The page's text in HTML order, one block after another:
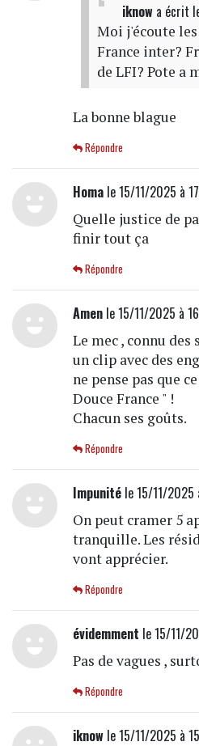
iknowa écrit
Moi j'écoute
France inter?
de LFI? Pote a
La bonne blague
Répondre
Homale 15/11/2025 à
Quelle justice de
finir tout ça
Répondre
Amenle 15/11/2025 à
Le mec , connu
un clip avec des
ne pense pas que
Douce France " !
Chacun ses goûts.
Répondre
Impunitéle 15/11/2025
On peut cramer 5
tranquille. Les
vont apprécier.
Répondre
évidemment le 15/11/
Pas de vagues ,
Répondre
iknowle 15/11/2025 à